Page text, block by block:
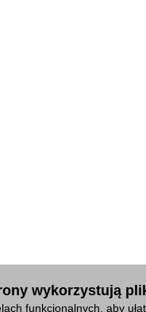
wykorzystują
funkcjonalnych, aby